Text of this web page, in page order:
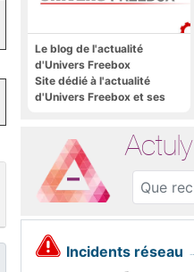
Le blog de l'actualité
d'Univers Freebox
Site dédié à l'actualité
d'Univers Freebox et ses
thématiques Actuly, à
Freezone, etc.
Actuly
Incidents réseau